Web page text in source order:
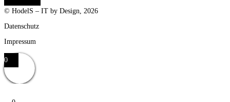
© HodelS – IT by Design, 2026
Datenschutz
Impressum
0